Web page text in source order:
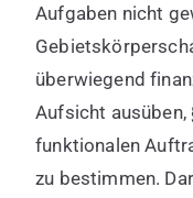
Aufgaben nicht
überwiegend
Aufsicht ausüben,
funktionalen
zu bestimmen.